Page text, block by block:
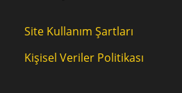
Site Kullanım Şartları
Kişisel Veriler Politikası